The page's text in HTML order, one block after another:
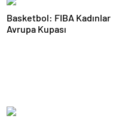
Basketbol: FIBA Kadınlar
Avrupa Kupası